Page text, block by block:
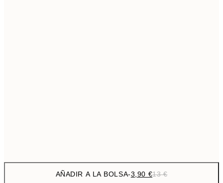
AÑADIR A LA BOLSA-3,90 €13 €